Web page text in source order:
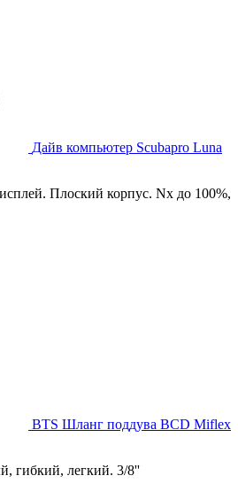
Дайв компьютер Scubapro Luna
Плоский корпус. Nx до 100%,
BTS Шланг поддува BCD Miflex
гибкий, легкий. 3/8''